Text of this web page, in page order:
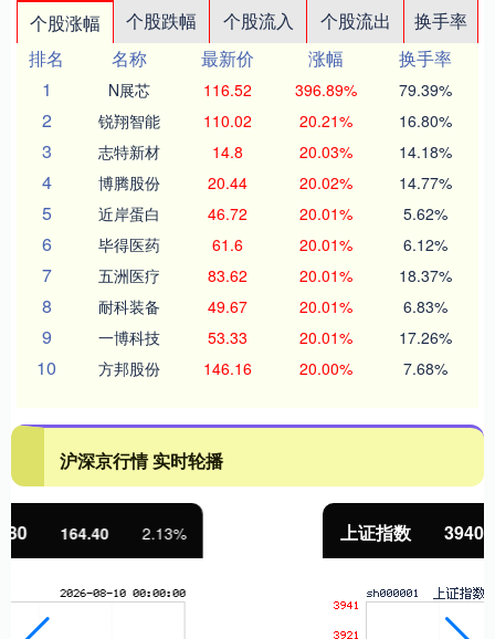
个股涨幅 个股跌幅 个股流入 个股流出
换手率
排名
名称 最新价 涨幅
换手率
1
N展芯 116.52 396.89% 79.39%
2 锐翔智能 110.02 20.21% 16.80%
3 志特新材 14.8 20.03% 14.18%
4 博腾股份 20.44 20.02% 14.77%
5 近岸蛋白 46.72 20.01% 5.62%
6 毕得医药 61.6 20.01% 6.12%
7 五洲医疗 83.62 20.01% 18.37%
8 耐科装备 49.67 20.01% 6.83%
9 一博科技 53.33 20.01% 17.26%
10 方邦股份 146.16 20.00% 7.68%
沪深京行情 实时轮播
上证指数 1.02%